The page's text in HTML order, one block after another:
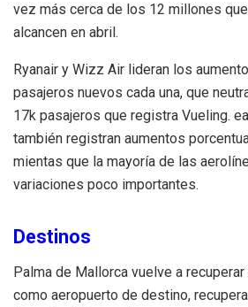
vez más cerca de los 12 millones
alcancen en abril.
Ryanair y Wizz Air lideran los
pasajeros nuevos cada una, que
17k pasajeros que registra Vueling.
también registran aumentos
mientas que la mayoría de las
variaciones poco importantes.
Destinos
Palma de Mallorca vuelve a
como aeropuerto de destino,